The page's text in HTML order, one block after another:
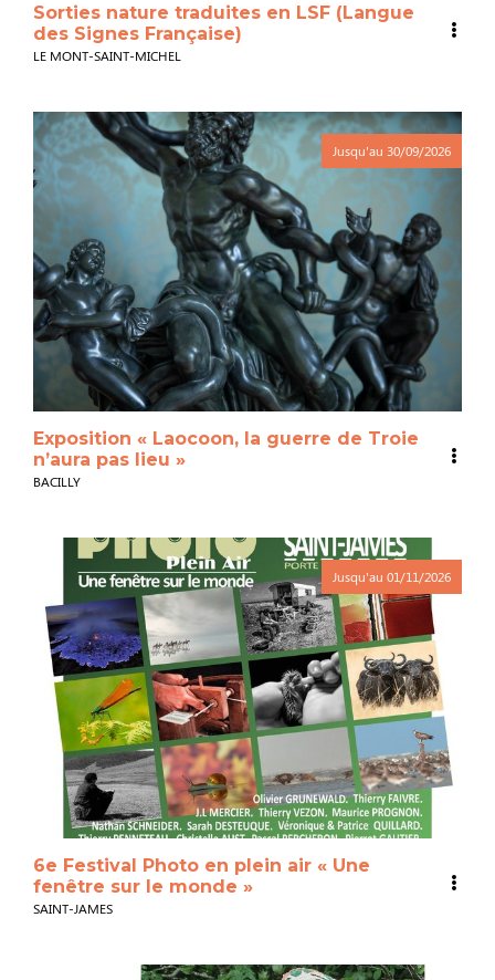
Sorties nature traduites en LSF (Langue
des Signes Française)
LE MONT-SAINT-MICHEL
Jusqu'au 30/09/2026
Exposition « Laocoon, la guerre de Troie
n’aura pas lieu »
BACILLY
Jusqu'au 01/11/2026
6e Festival Photo en plein air « Une
fenêtre sur le monde »
SAINT-JAMES